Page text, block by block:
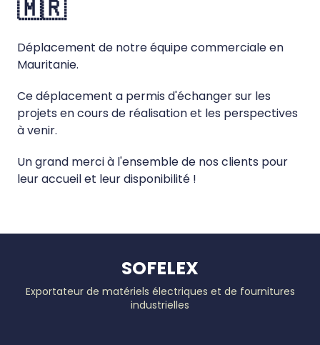
🇲🇷
Déplacement de notre équipe commerciale en
Mauritanie.
Ce déplacement a permis d'échanger sur les
projets en cours de réalisation et les perspectives
à venir.
Un grand merci à l'ensemble de nos clients pour
leur accueil et leur disponibilité !
SOFELEX
Exportateur de matériels électriques et de fournitures
industrielles